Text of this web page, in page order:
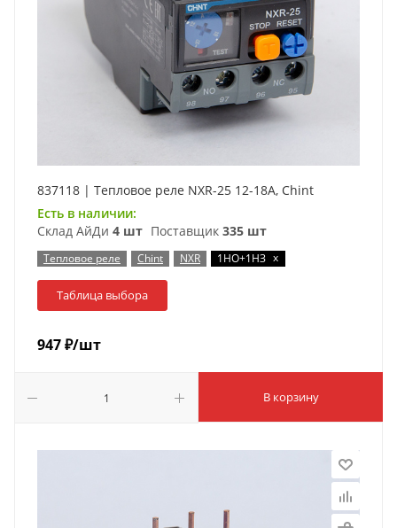
837118 | Тепловое реле NXR-25 12-18А, Chint
Есть в наличии:
Склад АйДи 4 шт Поставщик 335 шт
Тепловое реле Chint NXR 1НО+1НЗ x
Таблица выбора
947₽/шт
В корзину